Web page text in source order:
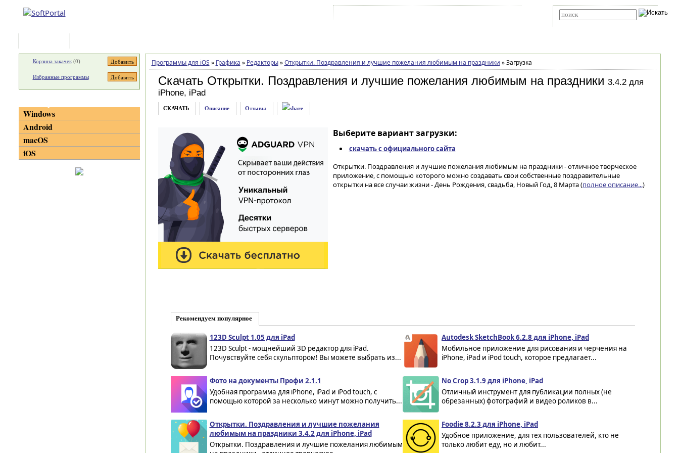
Программы для iOS » Графика » Редакторы » Открытки. Поздравления и лучшие пожелания любимым на праздники »Загрузка
Скачать Открытки. Поздравления и лучшие пожелания любимым на праздники 3.4.2 для
iPhone, iPad
СКАЧАТЬ Описание Отзывы
Выберите вариант загрузки:
скачать с официального сайта
Открытки. Поздравления и лучшие пожелания любимым на праздники - отличное творческое
приложение, с помощью которого можно создавать свои собственные поздравительные
открытки на все случаи жизни - День Рождения, свадьба, Новый Год, 8 Марта (полное описание...)
Рекомендуем популярное
123D Sculpt 1.05 для iPad
123D Sculpt - мощнейший 3D редактор для iPad.
Почувствуйте себя скульптором! Вы можете выбрать из...
Autodesk SketchBook 6.2.8 для iPhone, iPad
Мобильное приложение для рисования и черчения на
iPhone, iPad и iPod touch, которое предлагает...
Фото на документы Профи 2.1.1
Удобная программа для iPhone, iPad и iPod touch, с
помощью которой за несколько минут можно получить...
No Crop 3.1.9 для iPhone, iPad
Отличный инструмент для публикации полных (не
обрезанных) фотографий и видео роликов в...
Открытки. Поздравления и лучшие пожелания
любимым на праздники 3.4.2 для iPhone, iPad
Открытки. Поздравления и лучшие пожелания любимым
Foodie 8.2.3 для iPhone, iPad
Удобное приложение, для тех пользователей, кто не
только любит еду, но и любит...
Корзина закачек(0)
Избранные программы
Windows
Android
macOS
iOS